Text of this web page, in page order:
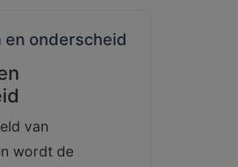
en onderscheid
van
wordt de